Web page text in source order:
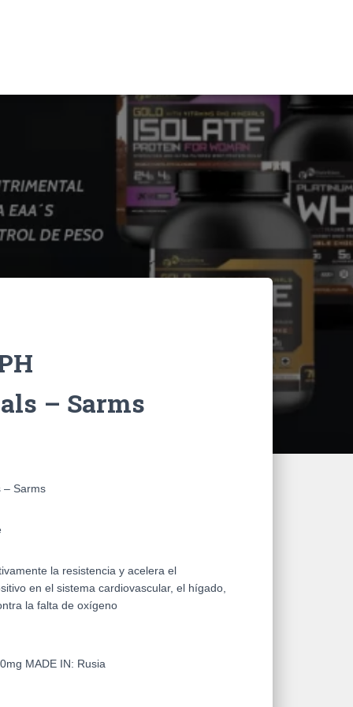
– Sarms
– Sarms
la resistencia y acelera el
en el sistema cardiovascular, el hígado,
la falta de oxígeno
MADE IN: Rusia